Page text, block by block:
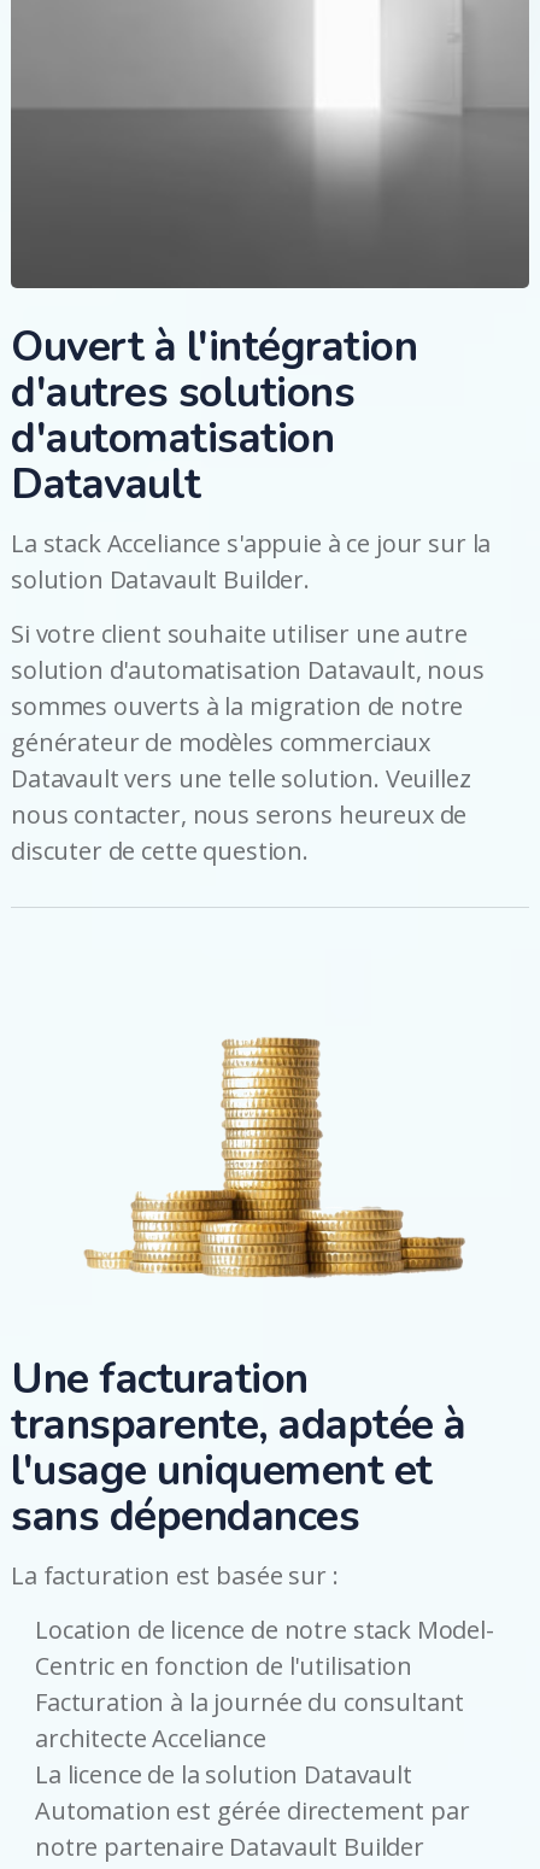
Ouvert à l'intégration
d'autres solutions
d'automatisation
Datavault
La stack Acceliance s'appuie à ce jour sur la
solution Datavault Builder.
Si votre client souhaite utiliser une autre
solution d'automatisation Datavault, nous
sommes ouverts à la migration de notre
générateur de modèles commerciaux
Datavault vers une telle solution. Veuillez
nous contacter, nous serons heureux de
discuter de cette question.
Une facturation
transparente, adaptée à
l'usage uniquement et
sans dépendances
La facturation est basée sur :
Location de licence de notre stack Model-
Centric en fonction de l'utilisation
Facturation à la journée du consultant
architecte Acceliance
La licence de la solution Datavault
Automation est gérée directement par
notre partenaire Datavault Builder